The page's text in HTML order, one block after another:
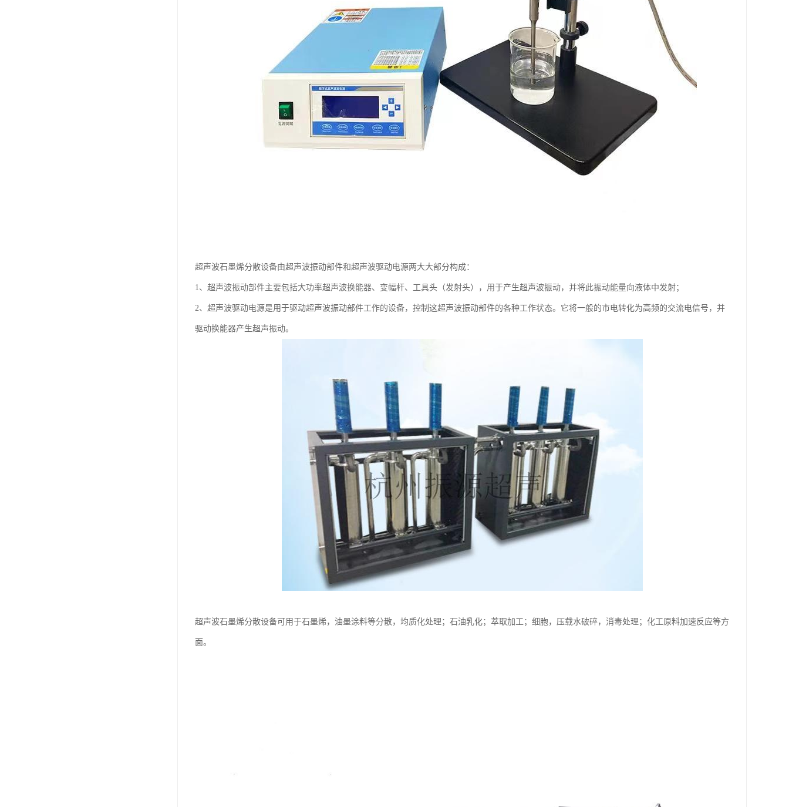
超声波石墨烯分散设备由超声波振动部件和超声波驱动电源两大大部分构成：
1、超声波振动部件主要包括大功率超声波换能器、变幅杆、工具头（发射头），用于产生超声波振动，并将此振动能量向液体中发射；
2、超声波驱动电源是用于驱动超声波振动部件工作的设备，控制这超声波振动部件的各种工作状态。它将一般的市电转化为高频的交流电信号，并
驱动换能器产生超声振动。
超声波石墨烯分散设备可用于石墨烯，油墨涂料等分散，均质化处理；石油乳化；萃取加工；细胞，压载水破碎，消毒处理；化工原料加速反应等方
面。